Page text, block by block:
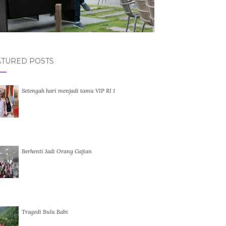
POSTS
Setengah hari menjadi tamu VIP RI 1
Berhenti Jadi Orang Gajian
Tragedi Bulu Babi